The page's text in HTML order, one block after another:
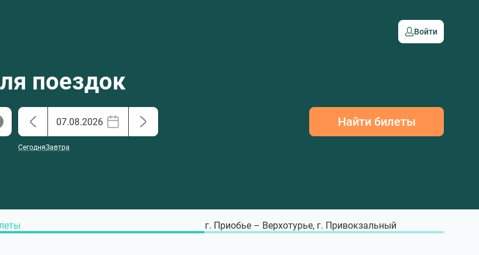
Войти
поездок
СегодняЗавтра
Найти билеты
г. Приобье – Верхотурье, г. Привокзальный